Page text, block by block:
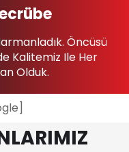
Öncüsü
Kalitemiz Ile Her
Olduk.